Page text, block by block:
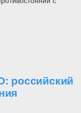
российский